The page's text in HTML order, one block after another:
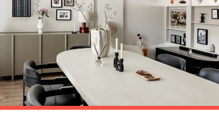
Tendance
Interieurs Scandinaves
La Décoration Selon Votre Signe Astrologique
Les Trouvailles Déco Du Jour
Loft
Maison Appartement Écologique
Maison Container/container House
Maison D'hôtes
Maison Et Appartement Vintage
On Décode La Déco
Petite Surface
Piscine
Revue De Week End
Tiny House